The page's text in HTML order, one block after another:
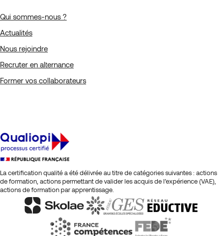
Qui sommes-nous ?
Actualités
Nous rejoindre
Recruter en alternance
Former vos collaborateurs
La certification qualité a été délivrée au titre de catégories suivantes : actions
de formation, actions permettant de valider les acquis de l’expérience (VAE),
actions de formation par apprentissage.